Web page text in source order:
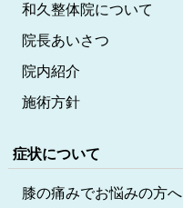
和久整体院について
院長あいさつ
院内紹介
施術方針
症状について
膝の痛みでお悩みの方へ